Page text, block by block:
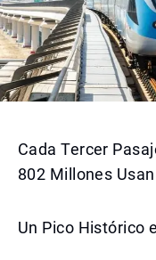
Cada Tercer
802 Millones
Un Pico Histórico